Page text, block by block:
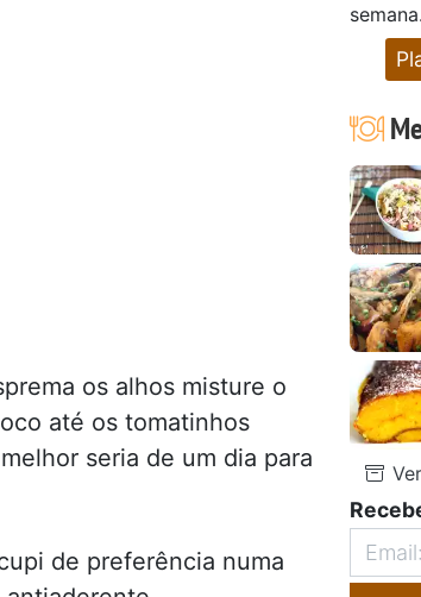
os alhos misture o
até os tomatinhos
seria de um dia para
de preferência numa
semana.